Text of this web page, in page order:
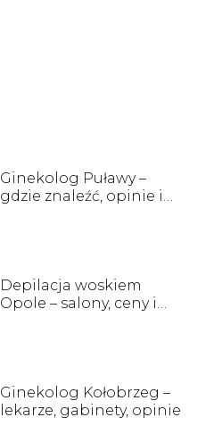
Ginekolog Puławy –
gdzie znaleźć, opinie i
Depilacja woskiem
Opole – salony, ceny i
Ginekolog Kołobrzeg –
lekarze, gabinety, opinie